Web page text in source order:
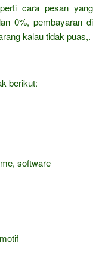
cara pesan yang
0%, pembayaran di
kalau tidak puas,.
berikut:
software